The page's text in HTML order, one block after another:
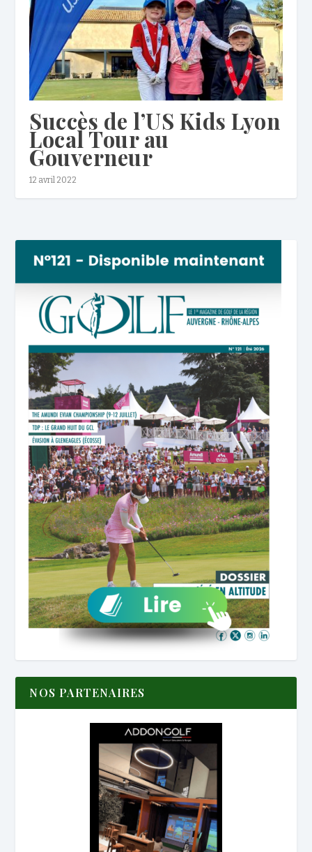
Succès de l’US Kids Lyon
Local Tour au
Gouverneur
12 avril 2022
NOS PARTENAIRES